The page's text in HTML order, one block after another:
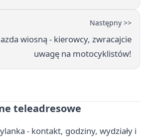
Następny >>
wiosną - kierowcy, zwracajcie
uwagę na motocyklistów!
teleadresowe
- kontakt, godziny, wydziały i